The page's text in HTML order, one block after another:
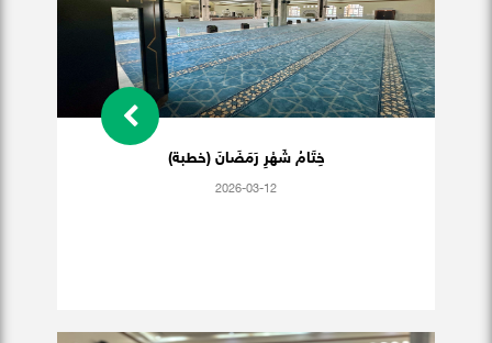
خِتَامُ شَهْرِ رَمَضَانَ (خطبة)
2026-03-12